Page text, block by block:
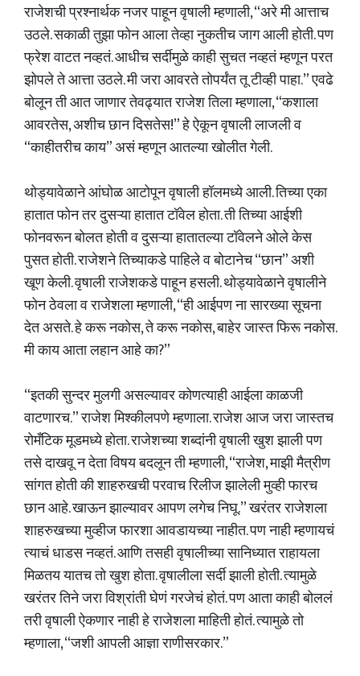
राजेशची प्रश्नार्थक नजर पाहून वृषाली म्हणाली, “अरे मी आत्ताच
उठले. सकाळी तुझा फोन आला तेव्हा नुकतीच जाग आली होती. पण
फ्रेश वाटत नव्हतं. आधीच सर्दीमुळे काही सुचत नव्हतं म्हणून परत
झोपले ते आत्ता उठले. मी जरा आवरते तोपर्यंत तू टीव्ही पाहा.” एवढे
बोलून ती आत जाणार तेवढ्यात राजेश तिला म्हणाला, “कशाला
आवरतेस, अशीच छान दिसतेस!” हे ऐकून वृषाली लाजली व
“काहीतरीच काय” असं म्हणून आतल्या खोलीत गेली.
थोड्यावेळाने आंघोळ आटोपून वृषाली हॉलमध्ये आली. तिच्या एका
हातात फोन तर दुसऱ्या हातात टॉवेल होता. ती तिच्या आईशी
फोनवरून बोलत होती व दुसऱ्या हातातल्या टॉवेलने ओले केस
पुसत होती. राजेशने तिच्याकडे पाहिले व बोटानेच “छान” अशी
खूण केली. वृषाली राजेशकडे पाहून हसली. थोड्यावेळाने वृषालीने
फोन ठेवला व राजेशला म्हणाली, “ही आईपण ना सारख्या सूचना
देत असते. हे करू नकोस, ते करू नकोस, बाहेर जास्त फिरू नकोस.
मी काय आता लहान आहे का?”
“इतकी सुन्दर मुलगी असल्यावर कोणत्याही आईला काळजी
वाटणारच.” राजेश मिश्कीलपणे म्हणाला. राजेश आज जरा जास्तच
रोमँटिक मूडमध्ये होता. राजेशच्या शब्दांनी वृषाली खुश झाली पण
तसे दाखवू न देता विषय बदलून ती म्हणाली, “राजेश, माझी मैत्रीण
सांगत होती की शाहरुखची परवाच रिलीज झालेली मुव्ही फारच
छान आहे. खाऊन झाल्यावर आपण लगेच निघू.” खरंतर राजेशला
शाहरुखच्या मुव्हीज फारशा आवडायच्या नाहीत. पण नाही म्हणायचं
त्याचं धाडस नव्हतं. आणि तसही वृषालीच्या सानिध्यात राहायला
मिळतय यातच तो खुश होता. वृषालीला सर्दी झाली होती. त्यामुळे
खरंतर तिने जरा विश्रांती घेणं गरजेचं होतं. पण आता काही बोललं
तरी वृषाली ऐकणार नाही हे राजेशला माहिती होतं. त्यामुळे तो
म्हणाला, “जशी आपली आज्ञा राणीसरकार.”